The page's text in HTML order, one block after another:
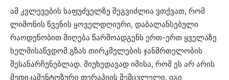
ამ კვლევების საფუძველზე შეგვიძლია ვთქვათ, რომ
ლიმონის წვენის ყოველდღიური, დაბალანსებული
რაოდენობით მიღება წარმოადგენს ერთ-ერთ ყველაზე
ხელმისაწვდომ გზას თირკმელების ჯანმრთელობის
შესანარჩუნებლად. მიუხედავად იმისა, რომ ეს არ არის
მედიკამენტოზური თერაპიის შემცვლელი, იგი